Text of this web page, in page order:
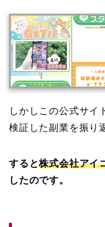
しかしこの公式サイ
検証した副業を振り
すると株式会社アイ
したのです。